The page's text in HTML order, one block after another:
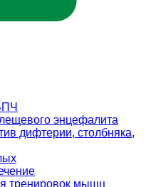
энцефалита
дифтерии, столбняка,
тренировок мышц